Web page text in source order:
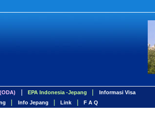
| EPA Indonesia -Jepang |
Informasi Visa
| Info Jepang | Link | F A Q